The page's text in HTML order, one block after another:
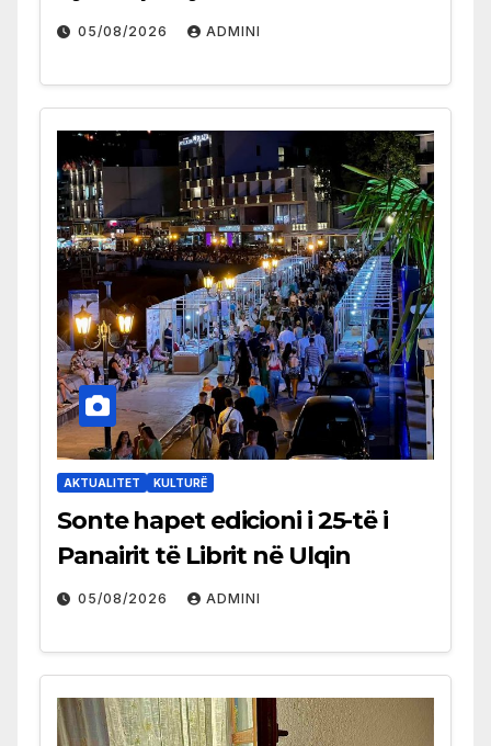
05/08/2026 ADMINI
AKTUALITET KULTURË
Sonte hapet edicioni i 25-të i
Panairit të Librit në Ulqin
05/08/2026 ADMINI